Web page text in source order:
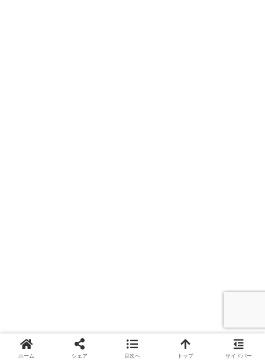
ホーム シェア 目次へ トップ サイドバー